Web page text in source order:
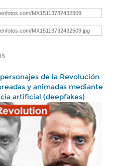
de la Revolución
y animadas mediante
artificial (deepfakes)